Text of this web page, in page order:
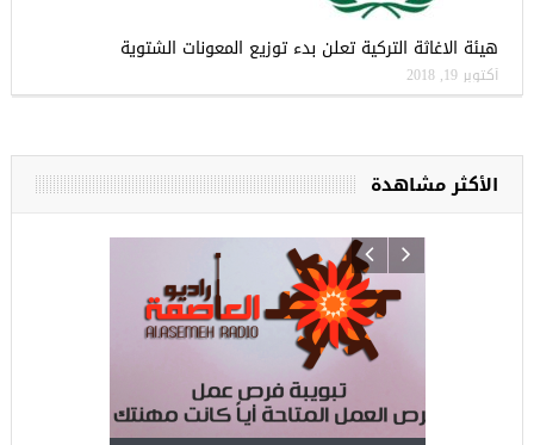
هيئة الاغاثة التركية تعلن بدء توزيع المعونات الشتوية
أكتوبر 19, 2018
الأكثر مشاهدة